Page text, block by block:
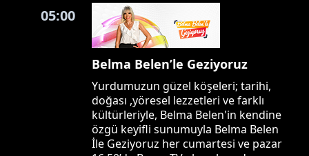
05:00
Belma Belen’le Geziyoruz
Yurdumuzun güzel köşeleri; tarihi,
doğası ,yöresel lezzetleri ve farklı
kültürleriyle, Belma Belen'in kendine
özgü keyifli sunumuyla Belma Belen
İle Geziyoruz her cumartesi ve pazar